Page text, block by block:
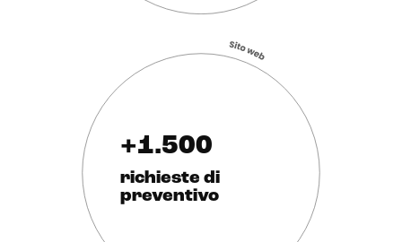
+1.500
richieste di
preventivo